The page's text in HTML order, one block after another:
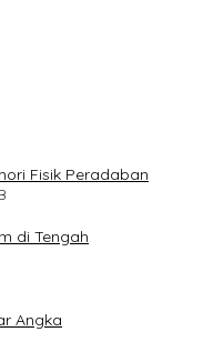
Fisik Peradaban
di Tengah
Angka